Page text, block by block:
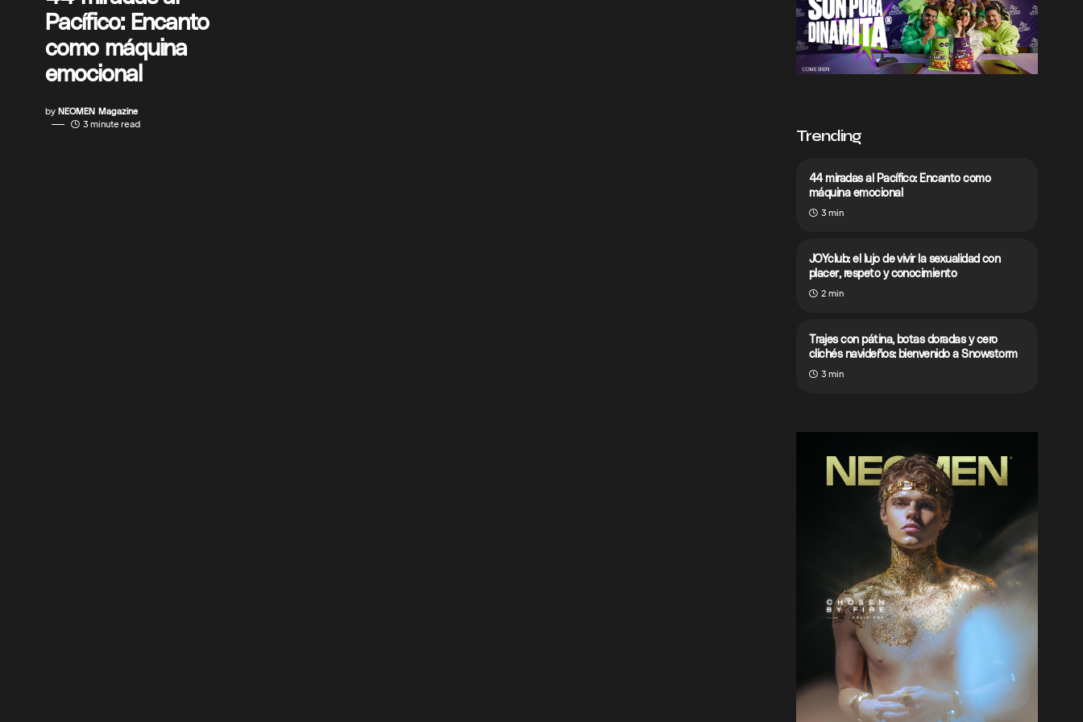
Pacífico: Encanto
como máquina
emocional
by NEOMEN Magazine
3 minute read
Trending
44 miradas al Pacífico: Encanto como
máquina emocional
3 min
JOYclub: el lujo de vivir la sexualidad con
placer, respeto y conocimiento
2 min
Trajes con pátina, botas doradas y cero
clichés navideños: bienvenido a Snowstorm
3 min